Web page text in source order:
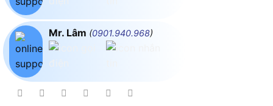
Mr. Lâm (0901.940.968)